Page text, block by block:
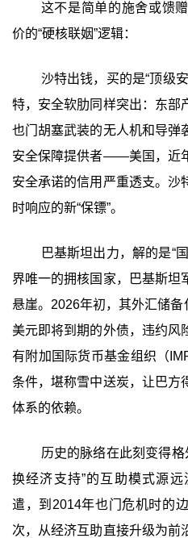
这不是简单的施舍或馈
价的“硬核联姻”逻辑：
沙特出钱，买的是“顶级
特，安全软肋同样突出：东部
也门胡塞武装的无人机和导弹
安全保障提供者——美国，近
安全承诺的信用严重透支。沙
时响应的新“保镖”。
巴基斯坦出力，解的是“
界唯一的拥核国家，巴基斯坦
悬崖。2026年初，其外汇储
美元即将到期的外债，违约风
有附加国际货币基金组织（
条件，堪称雪中送炭，让巴方
体系的依赖。
历史的脉络在此刻变得
换经济支持”的互助模式源
遣，到2014年也门危机时的
次，从经济互助直接升级为前